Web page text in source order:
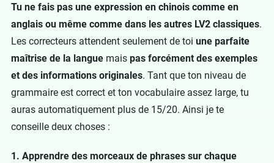
Tu ne fais pas une expression en chinois comme en
anglais ou même comme dans les autres LV2 classiques.
Les correcteurs attendent seulement de toi une parfaite
maîtrise de la langue mais pas forcément des exemples
et des informations originales. Tant que ton niveau de
grammaire est correct et ton vocabulaire assez large, tu
auras automatiquement plus de 15/20. Ainsi je te
conseille deux choses :
1. Apprendre des morceaux de phrases sur chaque